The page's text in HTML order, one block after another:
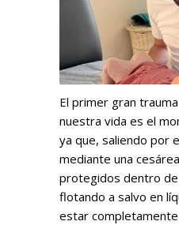
El primer gran
nuestra vida es el
ya que, saliendo por
mediante una
protegidos dentro
flotando a salvo en
estar